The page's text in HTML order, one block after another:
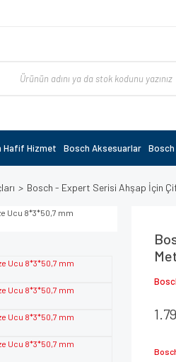
Hafif Hizmet Bosch Aksesuarlar Bosch
Bosch - Expert Serisi Ahşap İçin